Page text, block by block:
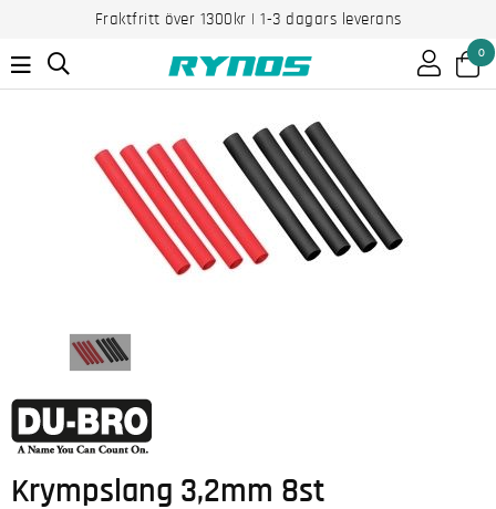
Fraktfritt över 1300kr | 1-3 dagars leverans
0
Krympslang 3,2mm 8st